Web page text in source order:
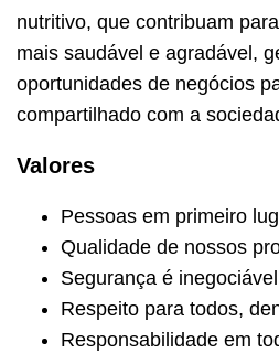
nutritivo, que contribuam
mais saudável e agradável,
oportunidades de negócios
compartilhado com a
Valores
Pessoas em primeiro
Qualidade de nossos
Segurança é
Respeito para todos,
Responsabilidade em